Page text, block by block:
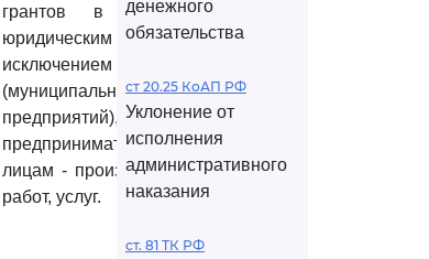
грантов в форме субсидий
юридическим лицам (за
исключением государственных
(муниципальных) учреждений и
предприятий), индивидуальным
предпринимателям, физическим
лицам - производителям товаров,
работ, услуг.
денежного
обязательства
ст 20.25 КоАП РФ
Уклонение от
исполнения
административного
наказания
ст. 81 ТК РФ